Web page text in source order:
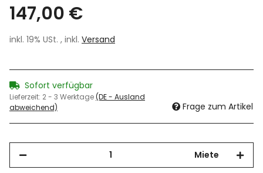
147,00 €
inkl. 19% USt. , inkl. Versand
Sofort verfügbar
Lieferzeit: 2 - 3 Werktage(DE - Ausland
abweichend)
Frage zum Artikel
Miete